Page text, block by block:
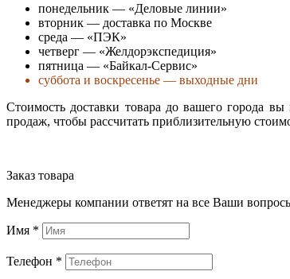
понедельник — «Деловые линии»
вторник — доставка по Москве
среда — «ПЭК»
четверг — «Желдорэкспедиция»
пятница — «Байкал-Сервис»
суббота и воскресенье — выходные дни
Стоимость доставки товара до вашего города
продаж, чтобы рассчитать приблизительную
Заказ товара
Менеджеры компании ответят на все Ваши
Имя *
Телефон *